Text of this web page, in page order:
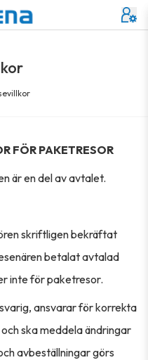
FÖR PAKETRESOR
är en del av avtalet.
skriftligen bekräftat
betalat avtalad
inte för paketresor.
ansvarar för korrekta
ska meddela ändringar
avbeställningar görs